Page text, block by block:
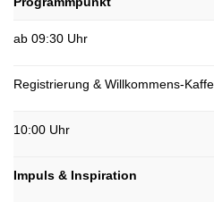
ab 09:30 Uhr
Registrierung & Willkommens-
10:00 Uhr
Impuls & Inspiration